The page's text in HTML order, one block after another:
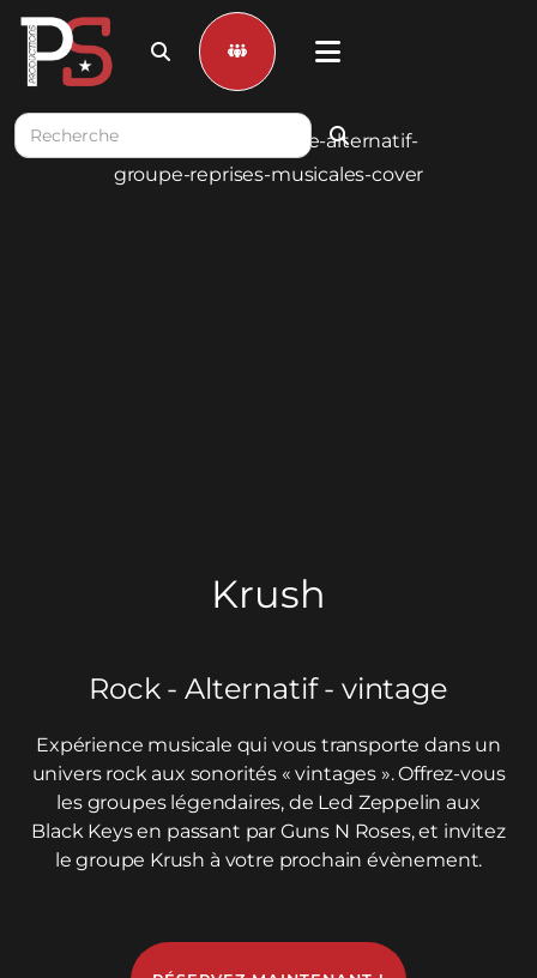
  
Krush
Rock - Alternatif - vintage
Expérience musicale qui vous transporte dans un
univers rock aux sonorités « vintages ». Offrez-vous
les groupes légendaires, de Led Zeppelin aux
Black Keys en passant par Guns N Roses, et invitez
le groupe Krush à votre prochain évènement.